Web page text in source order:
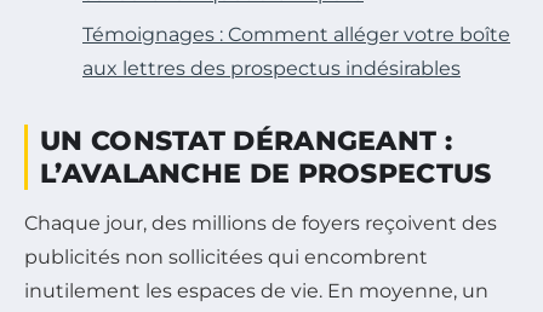
Témoignages : Comment alléger votre boîte
aux lettres des prospectus indésirables
UN CONSTAT DÉRANGEANT :
L’AVALANCHE DE PROSPECTUS
Chaque jour, des millions de foyers reçoivent des
publicités non sollicitées qui encombrent
inutilement les espaces de vie. En moyenne, un